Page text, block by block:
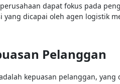
dapat fokus pada
yang dicapai oleh agen logistik
Pelanggan
kepuasan pelanggan,